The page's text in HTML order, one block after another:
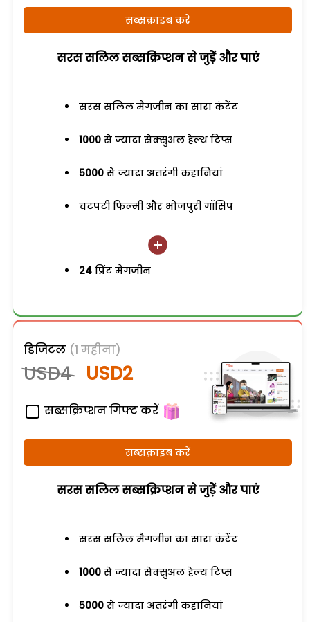
सब्सक्राइब करें
सरस सलिल सब्सक्रिप्शन से जुड़ेें और पाएं
सरस सलिल मैगजीन का सारा कंटेंट
1000 से ज्यादा सेक्सुअल हेल्थ टिप्स
5000 से ज्यादा अतरंगी कहानियां
चटपटी फिल्मी और भोजपुरी गॉसिप
24 प्रिंट मैगजीन
डिजिटल (1 महीना)
USD4 USD2
सब्सक्रिप्शन गिफ्ट करें
सब्सक्राइब करें
सरस सलिल सब्सक्रिप्शन से जुड़ेें और पाएं
सरस सलिल मैगजीन का सारा कंटेंट
1000 से ज्यादा सेक्सुअल हेल्थ टिप्स
5000 से ज्यादा अतरंगी कहानियां